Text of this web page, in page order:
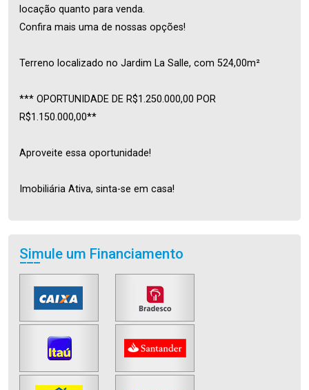
locação quanto para venda.
Confira mais uma de nossas opções!
Terreno localizado no Jardim La Salle, com 524,00m²
*** OPORTUNIDADE DE R$1.250.000,00 POR
R$1.150.000,00**
Aproveite essa oportunidade!
Imobiliária Ativa, sinta-se em casa!
Simule um Financiamento